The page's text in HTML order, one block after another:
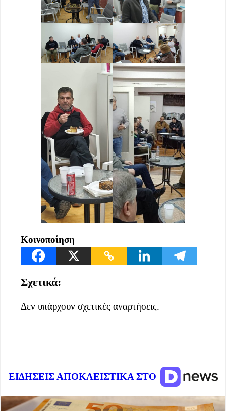
Κοινοποίηση
Σχετικά:
Δεν υπάρχουν σχετικές αναρτήσεις.
ΕΙΔΗΣΕΙΣ ΑΠΟΚΛΕΙΣΤΙΚΑ ΣΤΟ